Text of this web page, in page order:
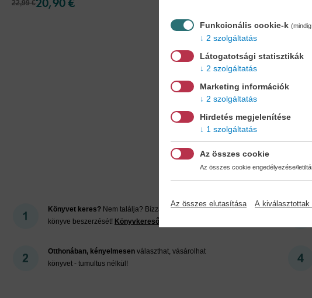
22,99 €
Miért
Könyvet keres? Nem találja? Bízza ránk kedvenc
könyve beszerzését! Könyvkereső-szolgálat
Otthonában, kényelmesen választhat, vásárolhat
könyvet - tumultus nélkül!
Funkcionális cookie-k
2 szolgáltatás
Látogatotsági statisztikák
2 szolgáltatás
Marketing információk
2 szolgáltatás
Hirdetés megjelenítése
1 szolgáltatás
Az összes cookie
Az összes cookie engedélyezése/
Az összes elutasítása A kiválasztottak